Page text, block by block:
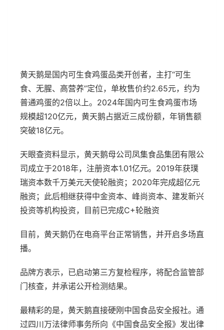
黄天鹅是国内可生食鸡蛋品类开创者，主打“可生
食、无腥、高营养”定位，单枚售价约2.65元，约为
普通鸡蛋的2倍以上。2024年国内可生食鸡蛋市场
规模超120亿元，黄天鹅占据近三成份额，年销售额
突破18亿元。
天眼查资料显示，黄天鹅母公司凤集食品集团有限公
司成立于2018年，注册资本1.01亿元。2019年获璞
瑞资本数千万美元天使轮融资；2020年完成超亿元
融资；此后相继获得中金资本、峰尚资本、建发新兴
投资等机构投资，目前已完成C+轮融资
目前，黄天鹅仍在电商平台正常销售，并开启多场直
播。
品牌方表示，已启动第三方复检程序，将配合监管部
门核查，并承诺公开检测结果。
最精彩的是，黄天鹅直接硬刚中国食品安全报社。通
过四川万法律师事务所向《中国食品安全报》发出律